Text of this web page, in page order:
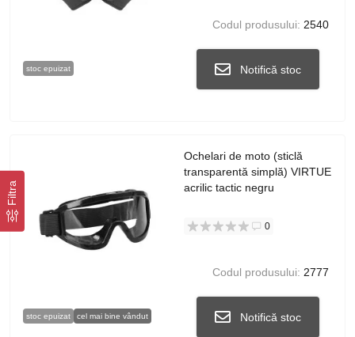
Filtra
stoc epuizat
Codul produsului: 2540
Notifică stoc
stoc epuizat cel mai bine vândut
Ochelari de moto (sticlă
transparentă simplă) VIRTUE
acrilic tactic negru
0
Codul produsului: 2777
Notifică stoc